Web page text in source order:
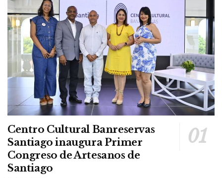
Centro Cultural Banreservas
Santiago inaugura Primer
Congreso de Artesanos de
Santiago